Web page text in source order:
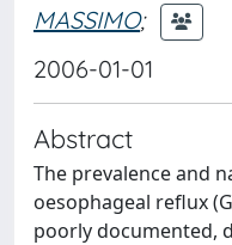
MASSIMO;
2006-01-01
Abstract
The prevalence and
oesophageal reflux
poorly documented,